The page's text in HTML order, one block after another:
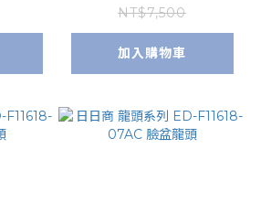
NT$7,500
加入購物車